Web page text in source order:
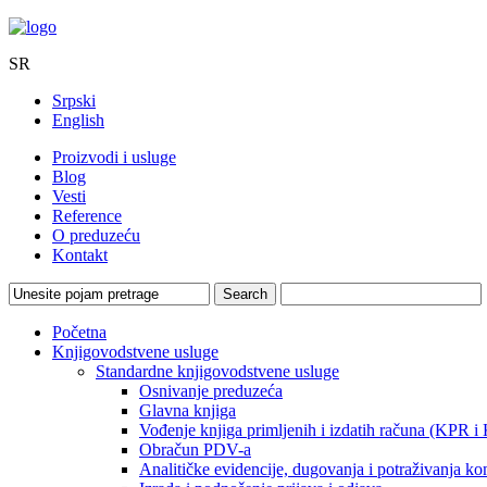
SR
Srpski
English
Proizvodi i usluge
Blog
Vesti
Reference
O preduzeću
Kontakt
Početna
Knjigovodstvene usluge
Standardne knjigovodstvene usluge
Osnivanje preduzeća
Glavna knjiga
Vođenje knjiga primljenih i izdatih računa (KPR i
Obračun PDV-a
Analitičke evidencije, dugovanja i potraživanja